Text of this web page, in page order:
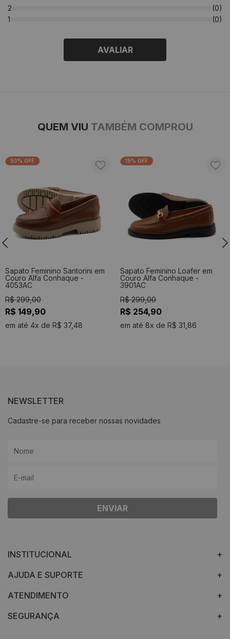
2
(0)
1
(0)
AVALIAR
QUEM VIU TAMBÉM COMPROU
50% OFF
Sapato Feminino Santorini em
Couro Alfa Conhaque -
4053AC
R$ 299,00
R$ 149,90
em até 4x de R$ 37,48
15% OFF
Sapato Feminino Loafer em
Couro Alfa Conhaque -
3901AC
R$ 299,00
R$ 254,90
em até 8x de R$ 31,86
NEWSLETTER
Cadastre-se para receber nossas novidades
ENVIAR
INSTITUCIONAL
AJUDA E SUPORTE
ATENDIMENTO
SEGURANÇA